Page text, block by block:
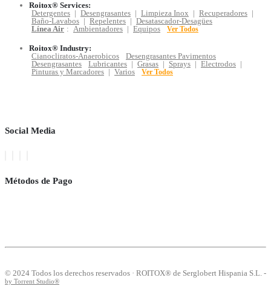
Roitox® Services:
Detergentes | Desengrasantes | Limpieza Inox | Recuperadores |
Baño-Lavabos | Repelentes | Desatascador-Desagües
Línea Air : Ambientadores | Equipos Ver Todos
Roitox® Industry:
Cianocliratos-Anaerobicos
Desengrasantes Pavimentos
Desengrasantes
Lubricantes | Grasas | Sprays | Electrodos |
Pinturas y Marcadores | Varios Ver Todos
Social Media
Métodos de Pago
© 2024 Todos los derechos reservados · ROITOX® de Serglobert Hispania S.L. -
by Torrent Studio®